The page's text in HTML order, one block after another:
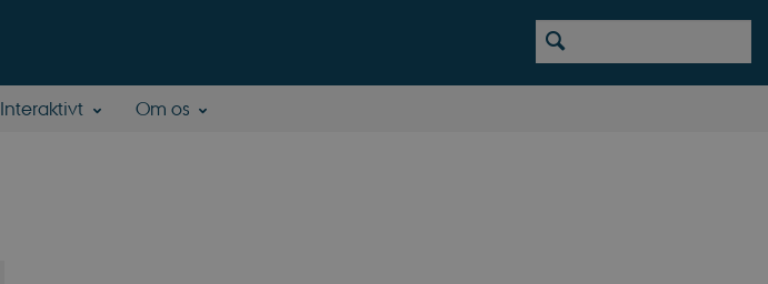
Interaktivt Om os